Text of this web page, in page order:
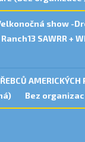
show -
SAWRR +
Bez